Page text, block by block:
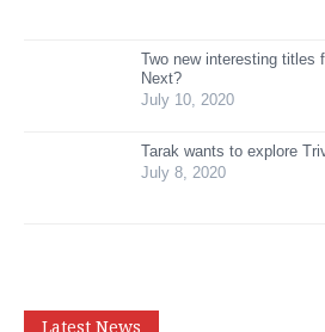
Two new interesting titles
Next?
July 10, 2020
Tarak wants to explore
July 8, 2020
Latest News